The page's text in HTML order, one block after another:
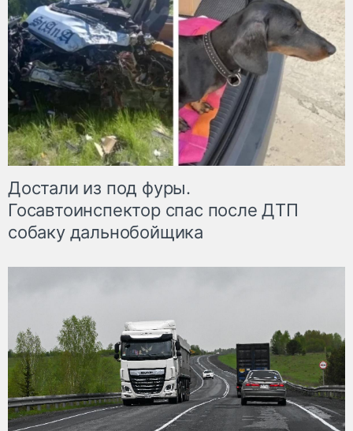
Достали из под фуры.
Госавтоинспектор спас после ДТП
собаку дальнобойщика